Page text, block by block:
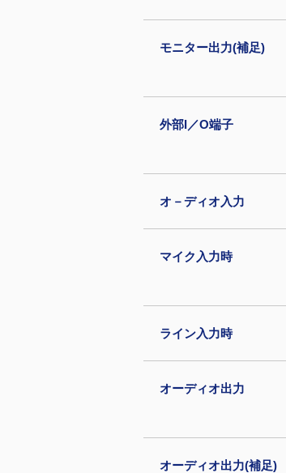
モニター出力(補足)
外部I／O端子
オ－ディオ入力
マイク入力時
ライン入力時
オーディオ出力
オーディオ出力(補足)